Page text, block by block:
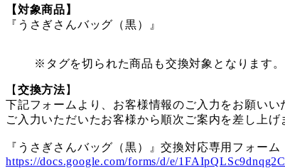
【対象商品】
『うさぎさんバッグ（黒）』
※タグを切られた商品も交換対象となります。
【 交換方法】
下記フォームより、お客様情報のご入力をお願いい
ご入力いただいたお客様から順次ご案内を差し上
『うさぎさんバッグ（黒）』交換対応専用フォーム
https://docs.google.com/forms/d/e/